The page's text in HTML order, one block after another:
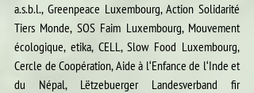
a.s.b.l., Greenpeace Luxembourg, Action Solidarité
Tiers Monde, SOS Faim Luxembourg, Mouvement
écologique, etika, CELL, Slow Food Luxembourg,
Cercle de Coopération, Aide à l‘Enfance de l‘Inde et
du Népal, Lëtzebuerger Landesverband fir